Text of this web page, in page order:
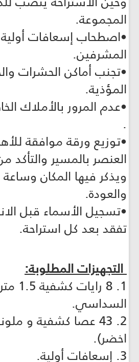
المجموعة.
•اصطحاب إسعافات أولية
المشرفين.
•تجنب أماكن الحشرات
المؤذية.
•عدم المرور بالأملاك
.
•توزيع ورقة موافقة
العنصر بالمسير والتأكد
ويذكر فيها المكان
والعودة.
•تسجيل الأسماء قبل
تفقد بعد كل استراحة.
التجهيزات المطلوبة:
1. 8
السداسي.
2. 43 عصا كشفية و
اخضر).
3. إسعافات أولية.